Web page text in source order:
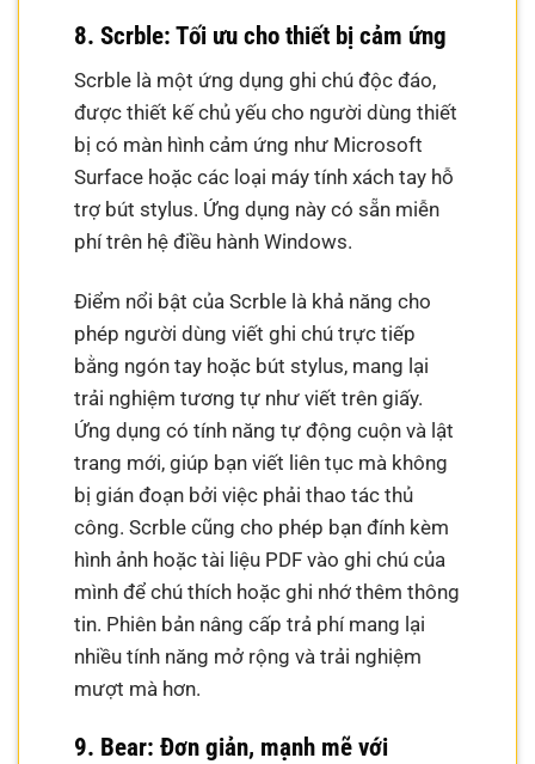
8. Scrble: Tối ưu cho thiết bị cảm ứng
Scrble là một ứng dụng ghi chú độc đáo,
được thiết kế chủ yếu cho người dùng thiết
bị có màn hình cảm ứng như Microsoft
Surface hoặc các loại máy tính xách tay hỗ
trợ bút stylus. Ứng dụng này có sẵn miễn
phí trên hệ điều hành Windows.
Điểm nổi bật của Scrble là khả năng cho
phép người dùng viết ghi chú trực tiếp
bằng ngón tay hoặc bút stylus, mang lại
trải nghiệm tương tự như viết trên giấy.
Ứng dụng có tính năng tự động cuộn và lật
trang mới, giúp bạn viết liên tục mà không
bị gián đoạn bởi việc phải thao tác thủ
công. Scrble cũng cho phép bạn đính kèm
hình ảnh hoặc tài liệu PDF vào ghi chú của
mình để chú thích hoặc ghi nhớ thêm thông
tin. Phiên bản nâng cấp trả phí mang lại
nhiều tính năng mở rộng và trải nghiệm
mượt mà hơn.
9. Bear: Đơn giản, mạnh mẽ với